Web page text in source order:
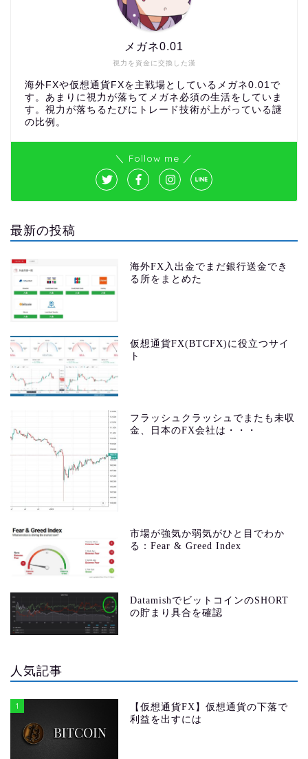
視力を資金に交換した漢
メガネ0.01
海外FXや仮想通貨FXを主戦場としているメガネ0.01で
す。あまりに視力が落ちてメガネ必須の生活をしていま
す。視力が落ちるたびにトレード技術が上がっている謎
の比例。
＼ Follow me ／
最新の投稿
海外FX入出金でまだ銀行送金でき
る所をまとめた
仮想通貨FX(BTCFX)に役立つサイ
ト
フラッシュクラッシュでまたも未収
金、日本のFX会社は・・・
市場が強気か弱気がひと目でわか
る：Fear & Greed Index
DatamishでビットコインのSHORT
の貯まり具合を確認
人気記事
1
【仮想通貨FX】仮想通貨の下落で
利益を出すには